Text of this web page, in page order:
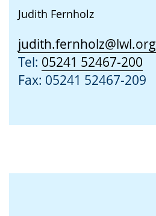
Judith Fernholz
judith.fernholz@lwl.org
Tel: 05241 52467-200
Fax: 05241 52467-209